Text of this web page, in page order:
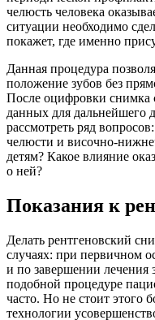
челюсть человека
ситуации необходимо
покажет, где именно
Данная процедура
положение зубов без
После оцифровки снимка
данных для дальнейшего
рассмотреть ряд
челюсти и височно-
детям? Какое влияние
о ней?
Показания к
Делать рентгеновский
случаях: при первичном
и по завершении лечения
подобной процедуре
часто. Но не стоит этого
технологии